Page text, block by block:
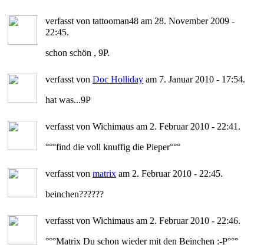
verfasst von tattooman48 am 28. November 2009 -
22:45.
schon schön , 9P.
verfasst von Doc Holliday am 7. Januar 2010 - 17:54.
hat was...9P
verfasst von Wichimaus am 2. Februar 2010 - 22:41.
°°°find die voll knuffig die Pieper°°°
verfasst von matrix am 2. Februar 2010 - 22:45.
beinchen??????
verfasst von Wichimaus am 2. Februar 2010 - 22:46.
°°°Matrix Du schon wieder mit den Beinchen :-P°°°